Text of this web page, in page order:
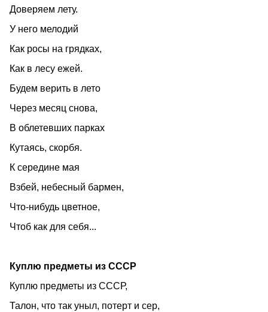
Доверяем лету.
У него мелодий
Как росы на грядках,
Как в лесу ежей.
Будем верить в лето
Через месяц снова,
В облетевших парках
Кутаясь, скорбя.
К середине мая
Взбей, небесный бармен,
Что-нибудь цветное,
Чтоб как для себя...
Куплю предметы из СССР
Куплю предметы из СССР,
Талон, что так уныл, потерт и сер,